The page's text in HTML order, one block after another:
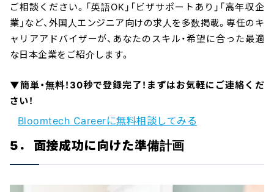
ご相談ください。「英語OK」「ビザサポートあり」「高年収企
業」など、外国人エンジニア向けの求人を多数掲載。専任のキ
ャリアアドバイザーが、あなたのスキル・希望に合った最適
な日本企業をご紹介します。
▼簡単・無料！30秒で登録完了！まずはお気軽にご連絡くだ
さい！
Bloomtech Careerに無料相談してみる
5． 面接成功に向けた準備計画